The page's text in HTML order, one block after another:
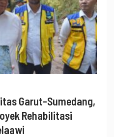
Garut-Sumedang,
Rehabilitasi